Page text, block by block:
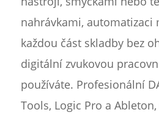
nahrávkami, automatizaci
každou část skladby bez
digitální zvukovou
používáte. Profesionální
Tools, Logic Pro a